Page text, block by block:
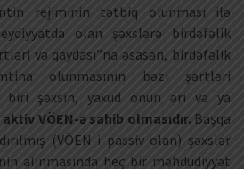
rejiminin tətbiq olunması ilə
olan şəxslərə birdəfəlik
və qaydası”na əsasən, birdəfəlik
olunmasının bəzi şərtləri
biri şəxsin, yaxud onun əri və ya
aktiv VÖEN-ə sahib olmasıdır.Başqa
(VÖEN-i passiv olan) şəxslər
alınmasında heç bir məhdudiyyət